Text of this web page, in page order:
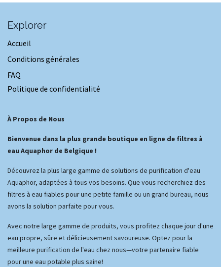
Explorer
Accueil
Conditions générales
FAQ
Politique de confidentialité
À Propos de Nous
Bienvenue dans la plus grande boutique en ligne de filtres à
eau Aquaphor de Belgique !
Découvrez la plus large gamme de solutions de purification d'eau
Aquaphor, adaptées à tous vos besoins. Que vous recherchiez des
filtres à eau fiables pour une petite famille ou un grand bureau, nous
avons la solution parfaite pour vous.
Avec notre large gamme de produits, vous profitez chaque jour d'une
eau propre, sûre et délicieusement savoureuse. Optez pour la
meilleure purification de l'eau chez nous—votre partenaire fiable
pour une eau potable plus saine!